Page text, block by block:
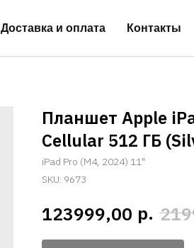
Доставка и оплата Контакты
Планшет Apple
Cellular 512 ГБ
iPad Pro (M4, 2024) 11"
SKU: 9673
123999,00 р.